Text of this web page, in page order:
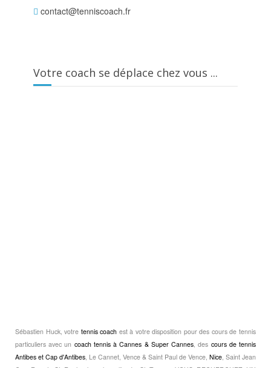
contact@tenniscoach.fr
Votre coach se déplace chez vous ...
Sébastien Huck, votre tennis coach est à votre disposition pour des cours de tennis
particuliers avec un coach tennis à Cannes & Super Cannes, des cours de tennis
Antibes et Cap d'Antibes, Le Cannet, Vence & Saint Paul de Vence, Nice, Saint Jean